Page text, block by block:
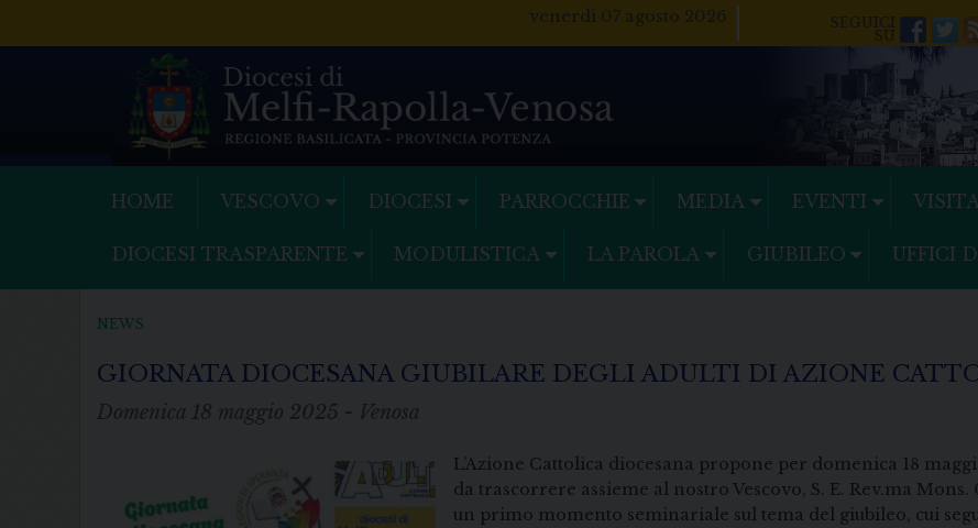
venerdì 07 agosto 2026
HOME VESCOVO DIOCESI PARROCCHIE MEDIA EVENTI
DIOCESI TRASPARENTE MODULISTICA LA PAROLA GIUBILEO UFFICI
NEWS
GIORNATA DIOCESANA GIUBILARE DEGLI ADULTI DI AZIONE
Domenica 18 maggio 2025 - Venosa
L’Azione Cattolica diocesana propone per domenica 18
da trascorrere assieme al nostro Vescovo, S. E. Rev.ma
un primo momento seminariale sul tema del giubileo, cui